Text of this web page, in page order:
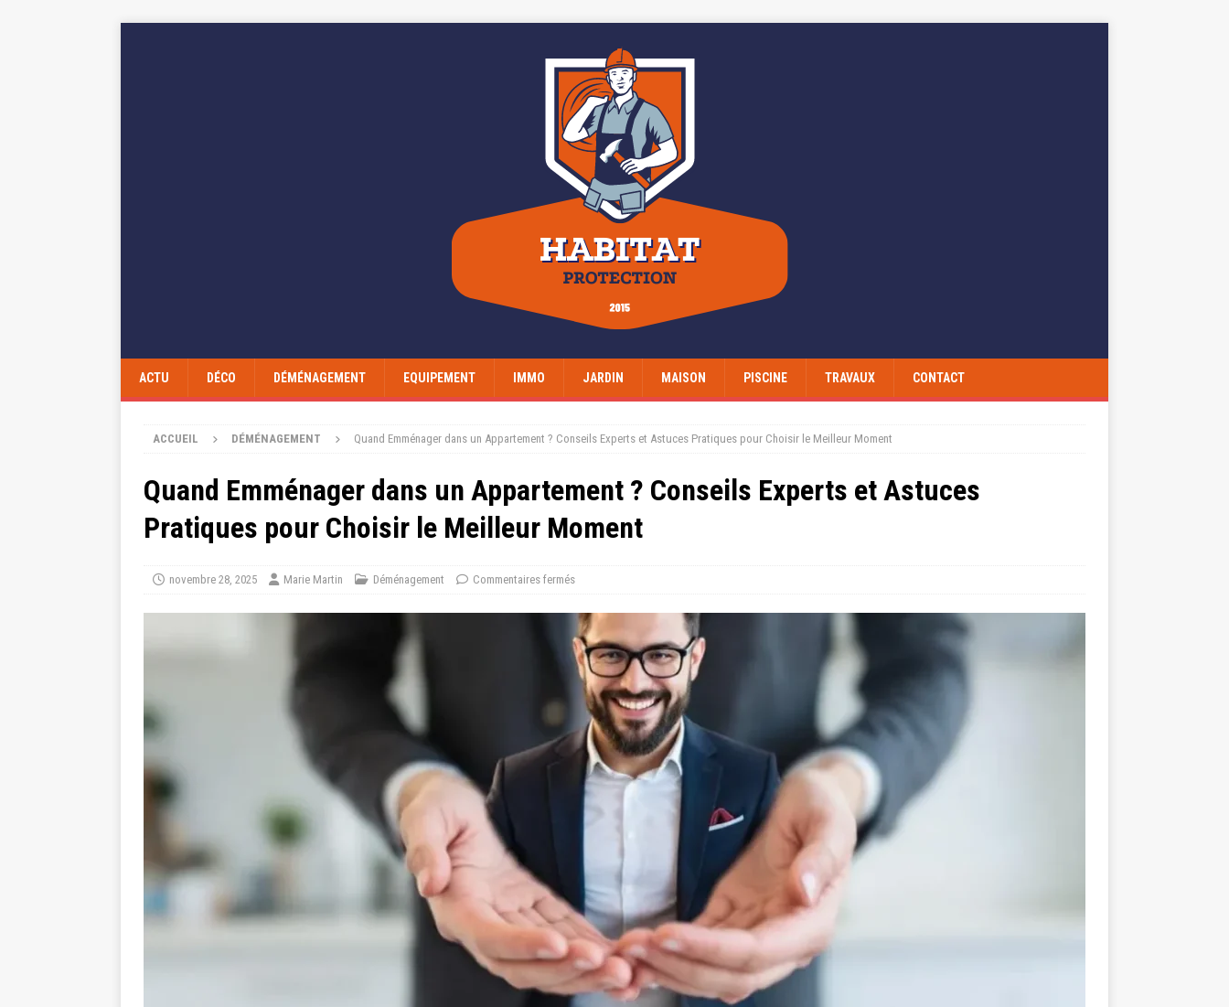
ACTU DÉCO DÉMÉNAGEMENT EQUIPEMENT IMMO JARDIN MAISON PISCINE TRAVAUX CONTACT
ACCUEIL DÉMÉNAGEMENT Quand Emménager dans un Appartement ? Conseils Experts et Astuces Pratiques pour Choisir le Meilleur Moment
Quand Emménager dans un Appartement ? Conseils Experts et Astuces
Pratiques pour Choisir le Meilleur Moment
novembre 28, 2025 Marie Martin Déménagement Commentaires fermés